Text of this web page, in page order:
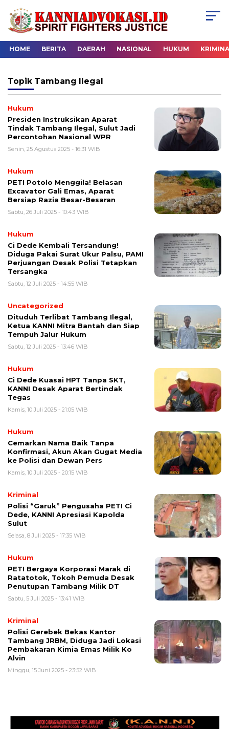
HOME BERITA DAERAH NASIONAL HUKUM
Topik Tambang Ilegal
Hukum
Presiden Instruksikan Aparat
Tindak Tambang Ilegal, Sulut Jadi
Percontohan Nasional WPR
Senin, 25 Agustus 2025 - 16:31 WIB
Hukum
PETI Potolo Menggila! Belasan
Excavator Gali Emas, Aparat
Bersiap Razia Besar-Besaran
Sabtu, 26 Juli 2025 - 10:43 WIB
Hukum
Ci Dede Kembali Tersandung!
Diduga Pakai Surat Ukur Palsu, PAMI
Perjuangan Desak Polisi Tetapkan
Tersangka
Sabtu, 12 Juli 2025 - 14:55 WIB
Uncategorized
Dituduh Terlibat Tambang Ilegal,
Ketua KANNI Mitra Bantah dan Siap
Tempuh Jalur Hukum
Sabtu, 12 Juli 2025 - 13:46 WIB
Hukum
Ci Dede Kuasai HPT Tanpa SKT,
KANNI Desak Aparat Bertindak
Tegas
Kamis, 10 Juli 2025 - 21:05 WIB
Hukum
Cemarkan Nama Baik Tanpa
Konfirmasi, Akun Akan Gugat Media
ke Polisi dan Dewan Pers
Kamis, 10 Juli 2025 - 20:15 WIB
Kriminal
Polisi “Garuk” Pengusaha PETI Ci
Dede, KANNI Apresiasi Kapolda
Sulut
Selasa, 8 Juli 2025 - 17:35 WIB
Hukum
PETI Bergaya Korporasi Marak di
Ratatotok, Tokoh Pemuda Desak
Penutupan Tambang Milik DT
Sabtu, 5 Juli 2025 - 13:41 WIB
Kriminal
Polisi Gerebek Bekas Kantor
Tambang JRBM, Diduga Jadi Lokasi
Pembakaran Kimia Emas Milik Ko
Alvin
Minggu, 15 Juni 2025 - 23:52 WIB